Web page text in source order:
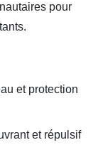
pour
et protection
et répulsif